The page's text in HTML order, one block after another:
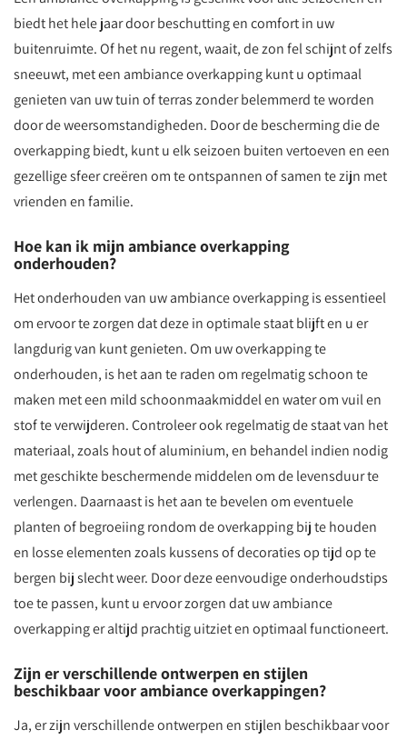
biedt het hele jaar door beschutting en comfort in uw
buitenruimte. Of het nu regent, waait, de zon fel schijnt of zelfs
sneeuwt, met een ambiance overkapping kunt u optimaal
genieten van uw tuin of terras zonder belemmerd te worden
door de weersomstandigheden. Door de bescherming die de
overkapping biedt, kunt u elk seizoen buiten vertoeven en een
gezellige sfeer creëren om te ontspannen of samen te zijn met
vrienden en familie.
Hoe kan ik mijn ambiance overkapping
onderhouden?
Het onderhouden van uw ambiance overkapping is essentieel
om ervoor te zorgen dat deze in optimale staat blijft en u er
langdurig van kunt genieten. Om uw overkapping te
onderhouden, is het aan te raden om regelmatig schoon te
maken met een mild schoonmaakmiddel en water om vuil en
stof te verwijderen. Controleer ook regelmatig de staat van het
materiaal, zoals hout of aluminium, en behandel indien nodig
met geschikte beschermende middelen om de levensduur te
verlengen. Daarnaast is het aan te bevelen om eventuele
planten of begroeiing rondom de overkapping bij te houden
en losse elementen zoals kussens of decoraties op tijd op te
bergen bij slecht weer. Door deze eenvoudige onderhoudstips
toe te passen, kunt u ervoor zorgen dat uw ambiance
overkapping er altijd prachtig uitziet en optimaal functioneert.
Zijn er verschillende ontwerpen en stijlen
beschikbaar voor ambiance overkappingen?
Ja, er zijn verschillende ontwerpen en stijlen beschikbaar voor